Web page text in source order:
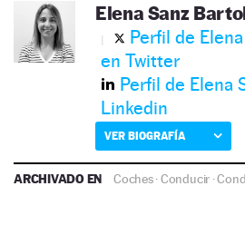
Elena Sanz
Perfil de
en Twitter
Perfil de Elena
Linkedin
VER BIOGRAFÍA
ARCHIVADO EN Coches·Conducir ·